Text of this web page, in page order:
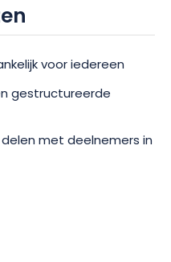
voor iedereen
gestructureerde
met deelnemers in